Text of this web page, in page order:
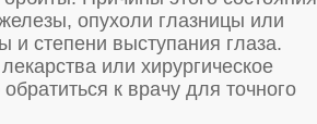
опухоли глазницы или
и степени выступания глаза.
или хирургическое
к врачу для точного